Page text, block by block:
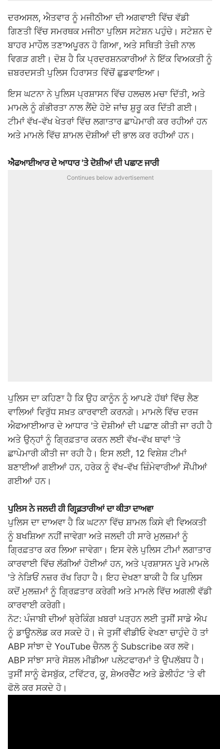
ਦਰਅਸਲ, ਐਤਵਾਰ ਨੂੰ ਮਜੀਠੀਆ ਦੀ ਅਗਵਾਈ ਵਿੱਚ ਵੱਡੀ
ਗਿਣਤੀ ਵਿੱਚ ਸਮਰਥਕ ਮਜੀਠਾ ਪੁਲਿਸ ਸਟੇਸ਼ਨ ਪਹੁੰਚੇ। ਸਟੇਸ਼ਨ ਦੇ
ਬਾਹਰ ਮਾਹੌਲ ਤਣਾਅਪੂਰਨ ਹੋ ਗਿਆ, ਅਤੇ ਸਥਿਤੀ ਤੇਜ਼ੀ ਨਾਲ
ਵਿਗੜ ਗਈ। ਦੋਸ਼ ਹੈ ਕਿ ਪ੍ਰਦਰਸ਼ਨਕਾਰੀਆਂ ਨੇ ਇੱਕ ਵਿਅਕਤੀ ਨੂੰ
ਜ਼ਬਰਦਸਤੀ ਪੁਲਿਸ ਹਿਰਾਸਤ ਵਿੱਚੋਂ ਛੁਡਵਾਇਆ।
ਇਸ ਘਟਨਾ ਨੇ ਪੁਲਿਸ ਪ੍ਰਸ਼ਾਸਨ ਵਿੱਚ ਹਲਚਲ ਮਚਾ ਦਿੱਤੀ, ਅਤੇ
ਮਾਮਲੇ ਨੂੰ ਗੰਭੀਰਤਾ ਨਾਲ ਲੈਂਦੇ ਹੋਏ ਜਾਂਚ ਸ਼ੁਰੂ ਕਰ ਦਿੱਤੀ ਗਈ।
ਟੀਮਾਂ ਵੱਖ-ਵੱਖ ਖੇਤਰਾਂ ਵਿੱਚ ਲਗਾਤਾਰ ਛਾਪੇਮਾਰੀ ਕਰ ਰਹੀਆਂ ਹਨ
ਅਤੇ ਮਾਮਲੇ ਵਿੱਚ ਸ਼ਾਮਲ ਦੋਸ਼ੀਆਂ ਦੀ ਭਾਲ ਕਰ ਰਹੀਆਂ ਹਨ।
ਐਫਆਈਆਰ ਦੇ ਆਧਾਰ 'ਤੇ ਦੋਸ਼ੀਆਂ ਦੀ ਪਛਾਣ ਜਾਰੀ
Continues below advertisement
ਪੁਲਿਸ ਦਾ ਕਹਿਣਾ ਹੈ ਕਿ ਉਹ ਕਾਨੂੰਨ ਨੂੰ ਆਪਣੇ ਹੱਥਾਂ ਵਿੱਚ ਲੈਣ
ਵਾਲਿਆਂ ਵਿਰੁੱਧ ਸਖ਼ਤ ਕਾਰਵਾਈ ਕਰਨਗੇ। ਮਾਮਲੇ ਵਿੱਚ ਦਰਜ
ਐਫਆਈਆਰ ਦੇ ਆਧਾਰ 'ਤੇ ਦੋਸ਼ੀਆਂ ਦੀ ਪਛਾਣ ਕੀਤੀ ਜਾ ਰਹੀ ਹੈ
ਅਤੇ ਉਨ੍ਹਾਂ ਨੂੰ ਗ੍ਰਿਫ਼ਤਾਰ ਕਰਨ ਲਈ ਵੱਖ-ਵੱਖ ਥਾਵਾਂ 'ਤੇ
ਛਾਪੇਮਾਰੀ ਕੀਤੀ ਜਾ ਰਹੀ ਹੈ। ਇਸ ਲਈ, 12 ਵਿਸ਼ੇਸ਼ ਟੀਮਾਂ
ਬਣਾਈਆਂ ਗਈਆਂ ਹਨ, ਹਰੇਕ ਨੂੰ ਵੱਖ-ਵੱਖ ਜ਼ਿੰਮੇਵਾਰੀਆਂ ਸੌਂਪੀਆਂ
ਗਈਆਂ ਹਨ।
ਪੁਲਿਸ ਨੇ ਜਲਦੀ ਹੀ ਗ੍ਰਿਫ਼ਤਾਰੀਆਂ ਦਾ ਕੀਤਾ ਦਾਅਵਾ
ਪੁਲਿਸ ਦਾ ਦਾਅਵਾ ਹੈ ਕਿ ਘਟਨਾ ਵਿੱਚ ਸ਼ਾਮਲ ਕਿਸੇ ਵੀ ਵਿਅਕਤੀ
ਨੂੰ ਬਖਸ਼ਿਆ ਨਹੀਂ ਜਾਵੇਗਾ ਅਤੇ ਜਲਦੀ ਹੀ ਸਾਰੇ ਮੁਲਜ਼ਮਾਂ ਨੂੰ
ਗ੍ਰਿਫ਼ਤਾਰ ਕਰ ਲਿਆ ਜਾਵੇਗਾ। ਇਸ ਵੇਲੇ ਪੁਲਿਸ ਟੀਮਾਂ ਲਗਾਤਾਰ
ਕਾਰਵਾਈ ਵਿੱਚ ਲੱਗੀਆਂ ਹੋਈਆਂ ਹਨ, ਅਤੇ ਪ੍ਰਸ਼ਾਸਨ ਪੂਰੇ ਮਾਮਲੇ
'ਤੇ ਨੇੜਿਓਂ ਨਜ਼ਰ ਰੱਖ ਰਿਹਾ ਹੈ। ਇਹ ਦੇਖਣਾ ਬਾਕੀ ਹੈ ਕਿ ਪੁਲਿਸ
ਕਦੋਂ ਮੁਲਜ਼ਮਾਂ ਨੂੰ ਗ੍ਰਿਫ਼ਤਾਰ ਕਰੇਗੀ ਅਤੇ ਮਾਮਲੇ ਵਿੱਚ ਅਗਲੀ ਵੱਡੀ
ਕਾਰਵਾਈ ਕਰੇਗੀ।
ਨੋਟ: ਪੰਜਾਬੀ ਦੀਆਂ ਬ੍ਰੇਕਿੰਗ ਖ਼ਬਰਾਂ ਪੜ੍ਹਨ ਲਈ ਤੁਸੀਂ ਸਾਡੇ ਐਪ
ਨੂੰ ਡਾਊਨਲੋਡ ਕਰ ਸਕਦੇ ਹੋ। ਜੇ ਤੁਸੀਂ ਵੀਡੀਓ ਵੇਖਣਾ ਚਾਹੁੰਦੇ ਹੋ ਤਾਂ
ABP ਸਾਂਝਾ ਦੇ YouTube ਚੈਨਲ ਨੂੰ Subscribe ਕਰ ਲਵੋ।
ABP ਸਾਂਝਾ ਸਾਰੇ ਸੋਸ਼ਲ ਮੀਡੀਆ ਪਲੇਟਫਾਰਮਾਂ ਤੇ ਉਪਲੱਬਧ ਹੈ।
ਤੁਸੀਂ ਸਾਨੂੰ ਫੇਸਬੁੱਕ, ਟਵਿੱਟਰ, ਕੂ, ਸ਼ੇਅਰਚੈੱਟ ਅਤੇ ਡੇਲੀਹੰਟ 'ਤੇ ਵੀ
ਫੋਲੋ ਕਰ ਸਕਦੇ ਹੋ।